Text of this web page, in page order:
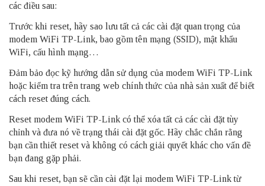
các điều sau:
Trước khi reset, hãy sao lưu tất cả các cài đặt quan trọng của
modem WiFi TP-Link, bao gồm tên mạng (SSID), mật khẩu
WiFi, cấu hình mạng…
Đảm bảo đọc kỹ hướng dẫn sử dụng của modem WiFi TP-Link
hoặc kiểm tra trên trang web chính thức của nhà sản xuất để biết
cách reset đúng cách.
Reset modem WiFi TP-Link có thể xóa tất cả các cài đặt tùy
chỉnh và đưa nó về trạng thái cài đặt gốc. Hãy chắc chắn rằng
bạn cần thiết reset và không có cách giải quyết khác cho vấn đề
bạn đang gặp phải.
Sau khi reset, bạn sẽ cần cài đặt lại modem WiFi TP-Link từ